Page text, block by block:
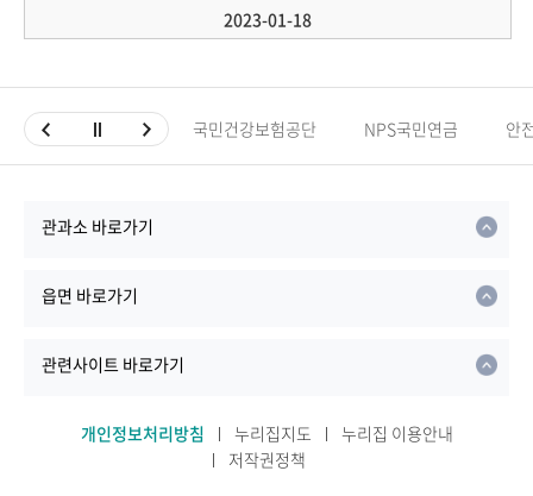
2023-01-18
국민건강보험공단 NPS국민연금 안
관과소 바로가기
읍면 바로가기
관련사이트 바로가기
개인정보처리방침 누리집지도
누리집 이용안내
저작권정책